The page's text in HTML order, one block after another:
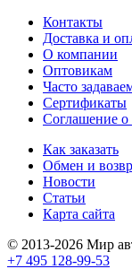
Контакты
Доставка и
О компании
Оптовикам
Часто
Сертификаты
Соглашение о
Как заказать
Обмен и
Новости
Статьи
Карта сайта
© 2013-2026 Мир
+7 495 128-99-53